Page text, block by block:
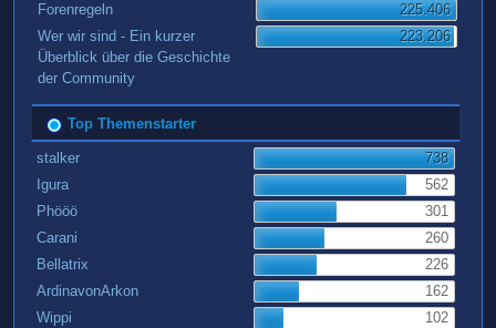
Forenregeln
225.406
Wer wir sind - Ein kurzer
Überblick über die Geschichte
der Community
223.206
Top Themenstarter
stalker
738
Igura
562
Phööö
301
Carani
260
Bellatrix
226
ArdinavonArkon
162
Wippi
102